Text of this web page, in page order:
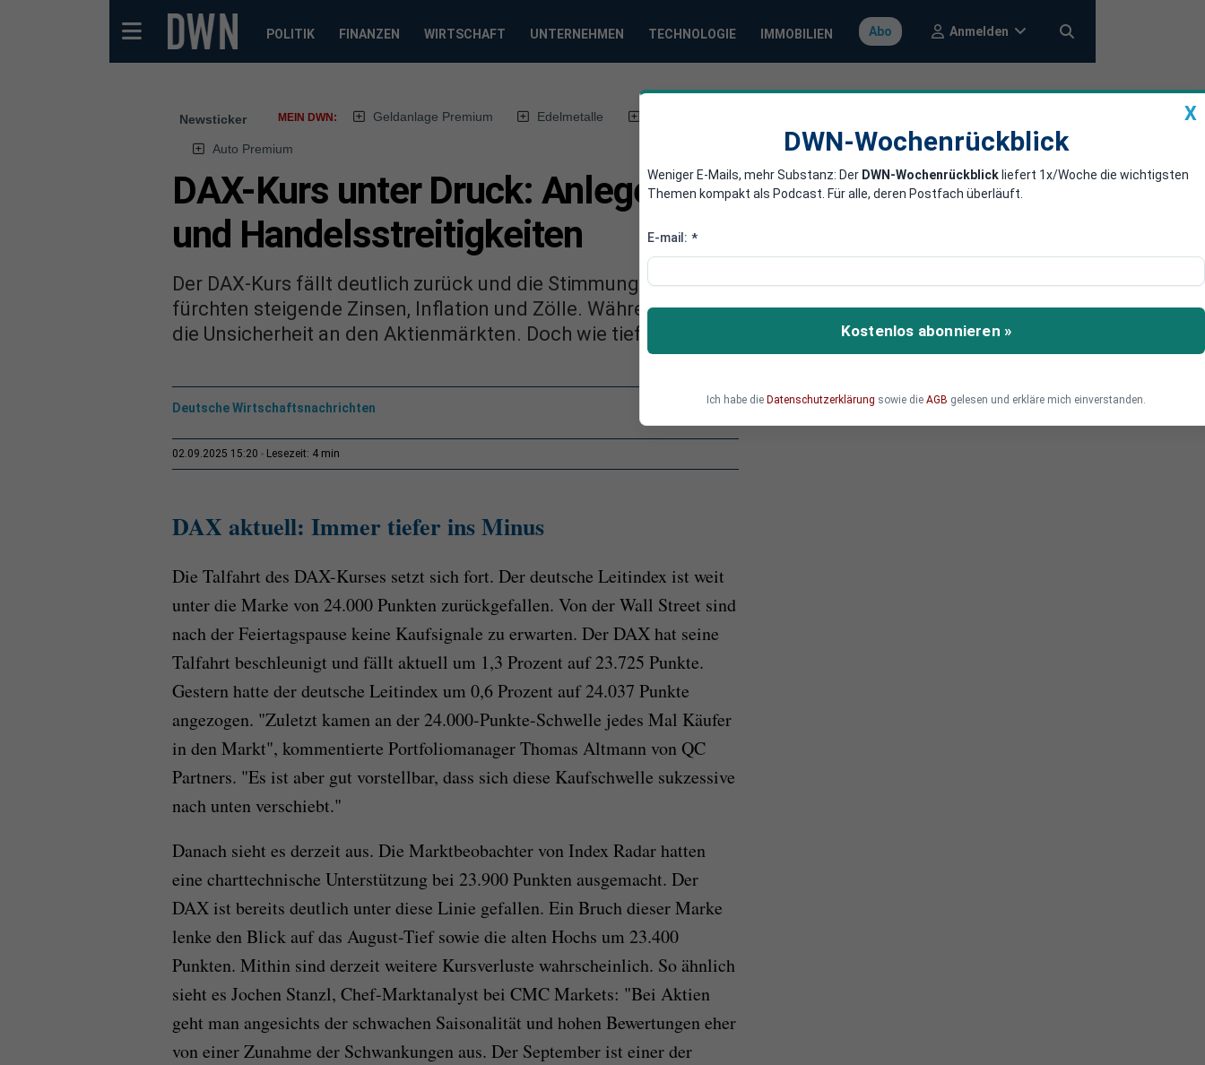
POLITIK FINANZEN WIRTSCHAFT UNTERNEHMEN TECHNOLOGIE IMMOBILIEN Abo Anmelden
Newsticker MEIN DWN: Geldanlage Premium Edelmetalle
Auto Premium
DAX-Kurs unter Druck: Anleger zwischen Zinssorgen
und Handelsstreitigkeiten
Der DAX-Kurs fällt deutlich zurück und die Stimmung an der Frankfurter Börse kippt. Anleger
fürchten steigende Zinsen, Inflation und Zölle. Während Gold ein Rekordhoch erreicht, wächst
die Unsicherheit an den Aktienmärkten. Doch wie tief könnte der Leitindex noch fallen?
Deutsche Wirtschaftsnachrichten
02.09.2025 15:20 Lesezeit: 4 min
DAX aktuell: Immer tiefer ins Minus
Die Talfahrt des DAX-Kurses setzt sich fort. Der deutsche Leitindex ist weit
unter die Marke von 24.000 Punkten zurückgefallen. Von der Wall Street sind
nach der Feiertagspause keine Kaufsignale zu erwarten. Der DAX hat seine
Talfahrt beschleunigt und fällt aktuell um 1,3 Prozent auf 23.725 Punkte.
Gestern hatte der deutsche Leitindex um 0,6 Prozent auf 24.037 Punkte
angezogen. "Zuletzt kamen an der 24.000-Punkte-Schwelle jedes Mal Käufer
in den Markt", kommentierte Portfoliomanager Thomas Altmann von QC
Partners. "Es ist aber gut vorstellbar, dass sich diese Kaufschwelle sukzessive
nach unten verschiebt."
Danach sieht es derzeit aus. Die Marktbeobachter von Index Radar hatten
eine charttechnische Unterstützung bei 23.900 Punkten ausgemacht. Der
DAX ist bereits deutlich unter diese Linie gefallen. Ein Bruch dieser Marke
lenke den Blick auf das August-Tief sowie die alten Hochs um 23.400
Punkten. Mithin sind derzeit weitere Kursverluste wahrscheinlich. So ähnlich
sieht es Jochen Stanzl, Chef-Marktanalyst bei CMC Markets: "Bei Aktien
geht man angesichts der schwachen Saisonalität und hohen Bewertungen eher
von einer Zunahme der Schwankungen aus. Der September ist einer der
X
DWN-Wochenrückblick
Weniger E-Mails, mehr Substanz: Der DWN-Wochenrückblick liefert 1x/Woche die wichtigsten
Themen kompakt als Podcast. Für alle, deren Postfach überläuft.
E-mail: *
Kostenlos abonnieren »
Ich habe die Datenschutzerklärung sowie die AGB gelesen und erkläre mich einverstanden.